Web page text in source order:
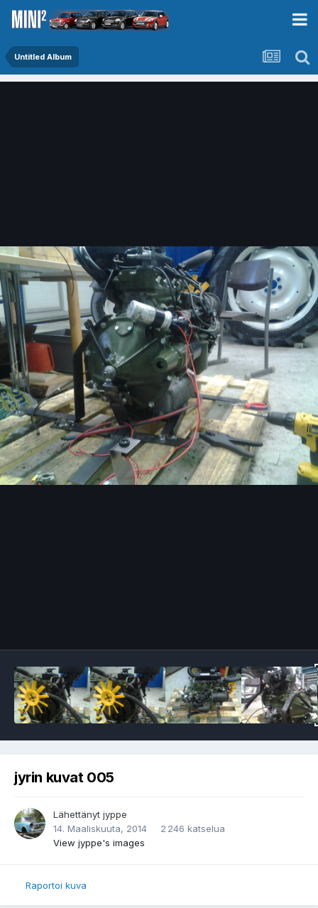
Untitled Album
jyrin kuvat 005
Lähettänyt jyppe
14. Maaliskuuta, 2014
2 246 katselua
View jyppe's images
Raportoi kuva